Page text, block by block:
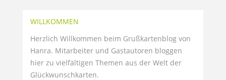
WILLKOMMEN
Herzlich Willkommen beim Grußkartenblog von
Hanra. Mitarbeiter und Gastautoren bloggen
hier zu vielfältigen Themen aus der Welt der
Glückwunschkarten.